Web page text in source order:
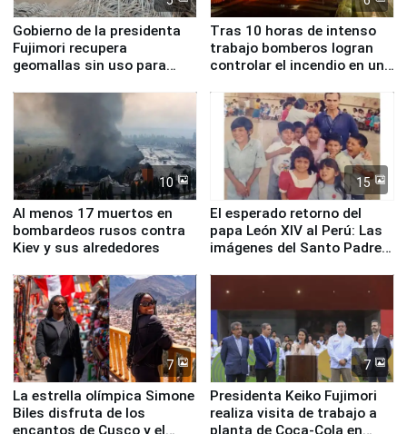
Gobierno de la presidenta
Fujimori recupera
geomallas sin uso para
Fenómeno El Niño
Tras 10 horas de intenso
trabajo bomberos logran
controlar el incendio en una
de Chile
10
Al menos 17 muertos en
bombardeos rusos contra
Kiev y sus alrededores
15
El esperado retorno del
papa León XIV al Perú: Las
imágenes del Santo Padre
7
La estrella olímpica Simone
Biles disfruta de los
encantos de Cusco y el
7
Presidenta Keiko Fujimori
realiza visita de trabajo a
planta de Coca-Cola en